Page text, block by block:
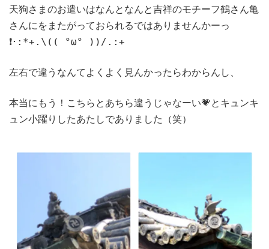
天狗さまのお遣いはなんとなんと吉祥のモチーフ鶴さん亀
さんにをまたがっておられるではありませんかーっ
❗･:*+.\(( °ω° ))/.:+
左右で違うなんてよくよく見んかったらわからんし、
本当にもう！こちらとあちら違うじゃなーい💗とキュンキ
ュン小躍りしたあたしでありました
（笑）